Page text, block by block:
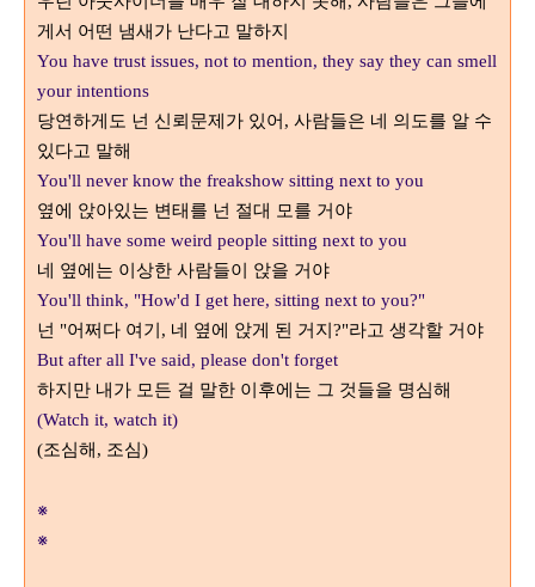
게서 어떤 냄새가 난다고 말하지
You have trust issues, not to mention, they say they can smell
your intentions
당연하게도 넌 신뢰문제가 있어, 사람들은 네 의도를 알 수
있다고 말해
You'll never know the freakshow sitting next to you
옆에 앉아있는 변태를 넌 절대 모를 거야
You'll have some weird people sitting next to you
네 옆에는 이상한 사람들이 앉을 거야
You'll think, "How'd I get here, sitting next to you?"
넌 "어쩌다 여기, 네 옆에 앉게 된 거지?"라고 생각할 거야
But after all I've said, please don't forget
하지만 내가 모든 걸 말한 이후에는 그 것들을 명심해
(Watch it, watch it)
(조심해, 조심)
※
※